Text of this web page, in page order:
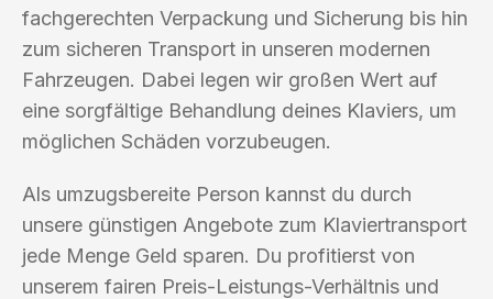
fachgerechten Verpackung und Sicherung bis hin
zum sicheren Transport in unseren modernen
Fahrzeugen. Dabei legen wir großen Wert auf
eine sorgfältige Behandlung deines Klaviers, um
möglichen Schäden vorzubeugen.
Als umzugsbereite Person kannst du durch
unsere günstigen Angebote zum Klaviertransport
jede Menge Geld sparen. Du profitierst von
unserem fairen Preis-Leistungs-Verhältnis und